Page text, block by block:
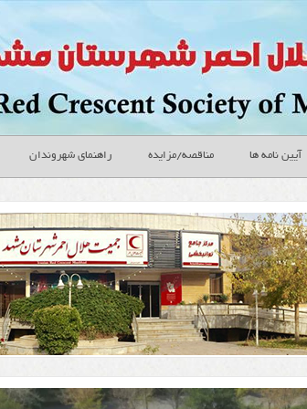
آیین نامه ها مناقصه/مزایده راهنمای شهروندان